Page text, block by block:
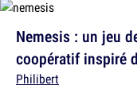
Nemesis : un jeu
coopératif inspiré
Philibert